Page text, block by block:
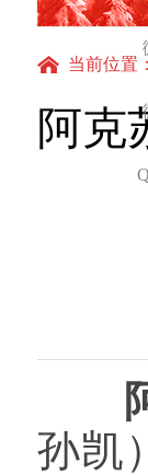
当前位置：
阿克
阿
孙凯